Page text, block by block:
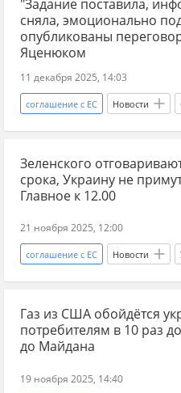
Еврокомиссия ЕС
аграрии агросектор
Сельское хозяйство
"Задание поставила,
сняла, эмоционально
опубликованы
Яценюком
11 декабря 2025, 14:03
соглашение с ЕС Новости
Украина Россия
Виктор Янукович Василий
ЕС Украина.ру
Украина-ЕС
международные отношения
Международная политика
Зеленского
срока, Украину не
Главное к 12.00
21 ноября 2025, 12:00
соглашение с ЕС Новости
Россия Иран
Виктор Орбан ЕС
Украина.ру
Газ из США обойдётся
потребителям в 10 раз
до Майдана
19 ноября 2025, 14:40